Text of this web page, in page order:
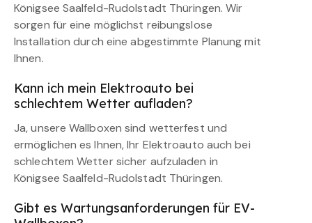
Königsee Saalfeld-Rudolstadt Thüringen. Wir
sorgen für eine möglichst reibungslose
Installation durch eine abgestimmte Planung mit
Ihnen.
Kann ich mein Elektroauto bei
schlechtem Wetter aufladen?
Ja, unsere Wallboxen sind wetterfest und
ermöglichen es Ihnen, Ihr Elektroauto auch bei
schlechtem Wetter sicher aufzuladen in
Königsee Saalfeld-Rudolstadt Thüringen.
Gibt es Wartungsanforderungen für EV-